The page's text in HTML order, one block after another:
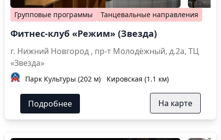
Групповые программы Танцевальные направления
Фитнес-клуб «Режим» (Звезда)
г. Нижний Новгород , пр-т Молодёжный, д.2а, ТЦ
«Звезда»
Парк Культуры (202 м) Кировская (1.1 км)
Подробнее На карте